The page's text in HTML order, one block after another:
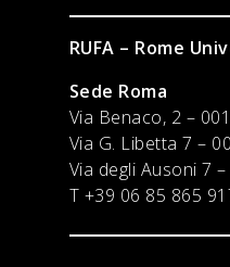
RUFA – Rome
Sede Roma
Via Benaco, 2 –
Via G. Libetta 7 –
Via degli Ausoni 7
T +39 06 85 865